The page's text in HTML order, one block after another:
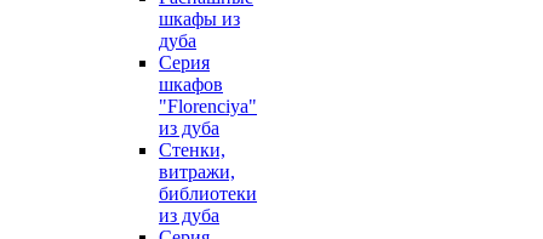
шкафы из
дуба
Серия
шкафов
"Florenciya"
из дуба
Стенки,
витражи,
библиотеки
из дуба